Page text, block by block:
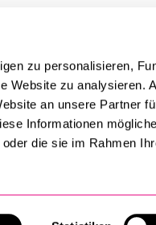
zu personalisieren,
Website zu analysieren.
an unsere Partner
Informationen
die sie im Rahmen